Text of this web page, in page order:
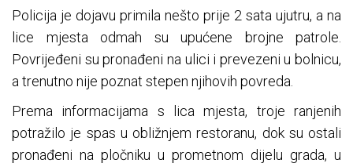
Policija je dojavu primila nešto prije 2 sata ujutru, a na
lice mjesta odmah su upućene brojne patrole.
Povrijeđeni su pronađeni na ulici i prevezeni u bolnicu,
a trenutno nije poznat stepen njihovih povreda.
Prema informacijama s lica mjesta, troje ranjenih
potražilo je spas u obližnjem restoranu, dok su ostali
pronađeni na pločniku u prometnom dijelu grada, u